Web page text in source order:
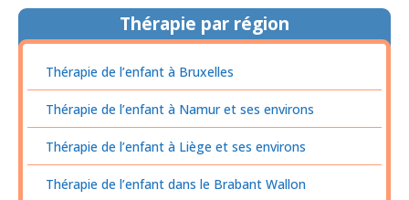
Thérapie par région
Thérapie de l’enfant à Bruxelles
Thérapie de l’enfant à Namur et ses environs
Thérapie de l’enfant à Liège et ses environs
Thérapie de l’enfant dans le Brabant Wallon